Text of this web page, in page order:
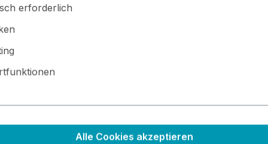
⚙️ Kleinteile / scharfe Kanten · 🚫🍴 Nicht essbar
erforderlich
Alle Cookies akzeptieren